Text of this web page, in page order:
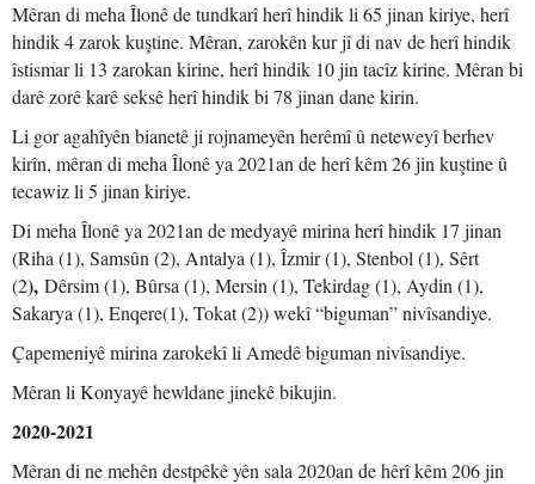
Mêran di meha Îlonê de tundkarî herî hindik li 65 jinan kiriye, herî
hindik 4 zarok kuştine. Mêran, zarokên kur jî di nav de herî hindik
îstismar li 13 zarokan kirine, herî hindik 10 jin tacîz kirine. Mêran bi
darê zorê karê seksê herî hindik bi 78 jinan dane kirin.
Li gor agahîyên bianetê ji rojnameyên herêmî û neteweyî berhev
kirîn, mêran di meha Îlonê ya 2021an de herî kêm 26 jin kuştine û
tecawiz li 5 jinan kiriye.
Di meha Îlonê ya 2021an de medyayê mirina herî hindik 17 jinan
(Riha (1), Samsûn (2), Antalya (1), Îzmir (1), Stenbol (1), Sêrt
(2), Dêrsim (1), Bûrsa (1), Mersin (1), Tekirdag (1), Aydin (1),
Sakarya (1), Enqere(1), Tokat (2)) wekî “biguman” nivîsandiye.
Çapemeniyê mirina zarokekî li Amedê biguman nivîsandiye.
Mêran li Konyayê hewldane jinekê bikujin.
2020-2021
Mêran di ne mehên destpêkê yên sala 2020an de hêrî kêm 206 jin